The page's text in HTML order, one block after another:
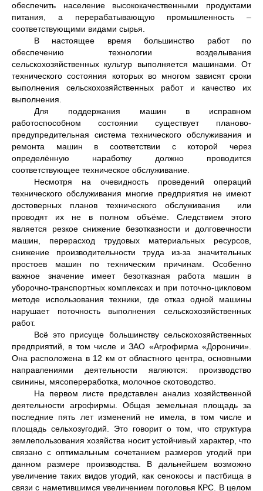
обеспечить население высококачественными продуктами
питания, а перерабатывающую промышленность –
соответствующими видами сырья.
В настоящее время большинство работ по
обеспечению технологии возделывания
сельскохозяйственных культур выполняется машинами. От
технического состояния которых во многом зависят сроки
выполнения сельскохозяйственных работ и качество их
выполнения.
Для поддержания машин в исправном
работоспособном состоянии существует планово-
предупредительная система технического обслуживания и
ремонта машин в соответствии с которой через
определённую наработку должно проводится
соответствующее техническое обслуживание.
Несмотря на очевидность проведений операций
технического обслуживания многие предприятия не имеют
достоверных планов технического обслуживания или
проводят их не в полном объёме. Следствием этого
является резкое снижение безотказности и долговечности
машин, перерасход трудовых материальных ресурсов,
снижение производительности труда из-за значительных
простоев машин по техническим причинам. Особенно
важное значение имеет безотказная работа машин в
уборочно-транспортных комплексах и при поточно-цикловом
методе использования техники, где отказ одной машины
нарушает поточность выполнения сельскохозяйственных
работ.
Всё это присуще большинству сельскохозяйственных
предприятий, в том числе и ЗАО «Агрофирма «Дороничи».
Она расположена в 12 км от областного центра, основными
направлениями деятельности яв­ляются: производство
свинины, мясопереработка, молочное скотоводство.
На первом листе представлен анализ хозяйственной
деятельности агрофирмы. Общая земельная площадь за
последние пять лет изменений не имела, в том числе и
площадь сельхозугодий. Это говорит о том, что структура
землепользования хозяйства носит устойчивый характер, что
связано с оптимальным сочетанием размеров угодий при
данном размере производства. В дальнейшем возможно
увеличение таких видов угодий, как сенокосы и пастбища в
связи с наметившимся увеличением поголовья КРС. В целом